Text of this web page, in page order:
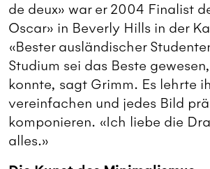
de deux» war er 2004 Finalist
Oscar» in Beverly Hills in der
«Bester ausländischer
Studium sei das Beste
konnte, sagt Grimm. Es lehrte
vereinfachen und jedes Bild
komponieren. «Ich liebe die
alles.»